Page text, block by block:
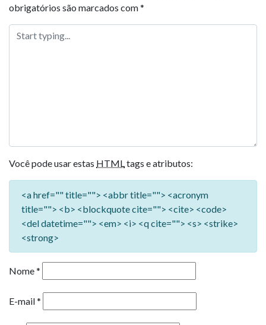
obrigatórios são marcados com*
Você pode usar estas HTMLtags e atributos:
<a href="" title=""> <abbr title=""> <acronym
title=""> <b> <blockquote cite=""> <cite> <code>
<del datetime=""> <em> <i> <q cite=""> <s> <strike>
<strong>
Nome*
E-mail*